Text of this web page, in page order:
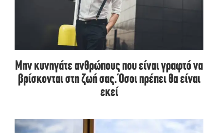
Μην κυνηγάτε ανθρώπους που είναι γραφτό να
βρίσκονται στη ζωή σας. Όσοι πρέπει θα είναι
εκεί